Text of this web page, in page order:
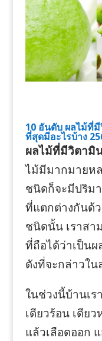
10 อันดับ ผลไม้ที่
ที่สุดมีอะไรบ้าง
ผลไม้ที่มีวิตามิ
ไม้มีมากมายห
ชนิดก็จะมีปริม
ที่แตกต่างกันด้
ชนิดนั้น เราสา
ที่ถือได้ว่าเป็น
ดังที่จะกล่าวใ
ในช่วงนี้บ้านเ
เดียวร้อน เดีย
แล้วเลือดออก